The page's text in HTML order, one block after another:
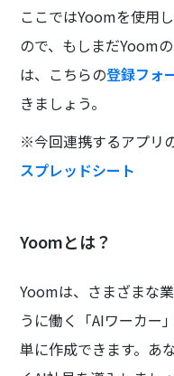
ここではYoomを使用
ので、もしまだYoom
は、こちらの登録フォ
きましょう。
※今回連携するアプリ
スプレッドシート
Yoomとは？
Yoomは、さまざまな
うに働く「AIワーカー
単に作成できます。あ